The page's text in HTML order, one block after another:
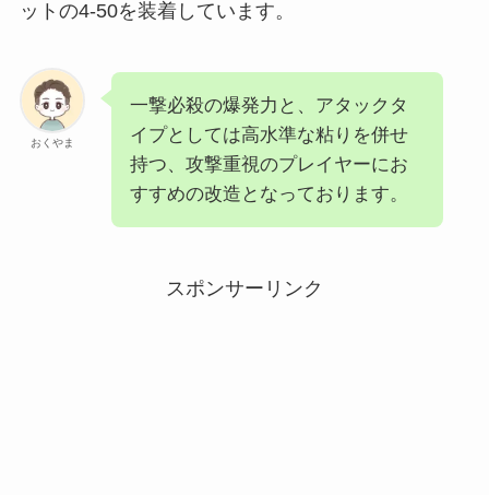
ットの4-50を装着しています。
一撃必殺の爆発力と、アタックタ
イプとしては高水準な粘りを併せ
持つ、攻撃重視のプレイヤーにお
すすめの改造となっております。
スポンサーリンク